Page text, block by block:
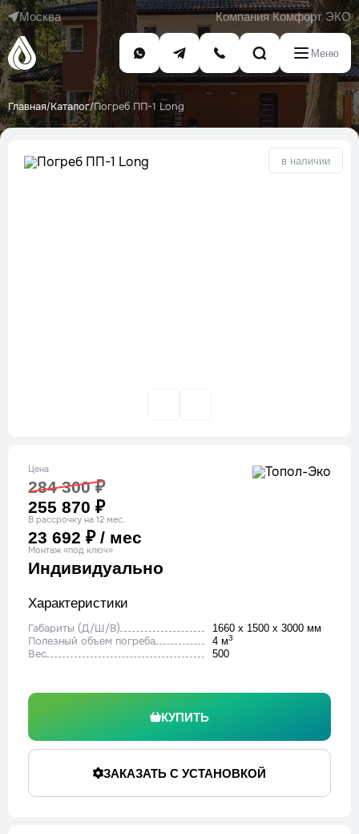
Москва Компания Комфорт ЭКО
Меню
Главная/Каталог/Погреб ПП-1 Long
в наличии
Цена
284 300 ₽
255 870 ₽
В рассрочку на 12 мес.
23 692 ₽ / мес
Монтаж «под ключ»
Индивидуально
Характеристики
Габариты (Д/Ш/В) 1660 x 1500 x 3000 мм
Полезный объем погреба 4 м3
Вес 500
КУПИТЬ
ЗАКАЗАТЬ С УСТАНОВКОЙ